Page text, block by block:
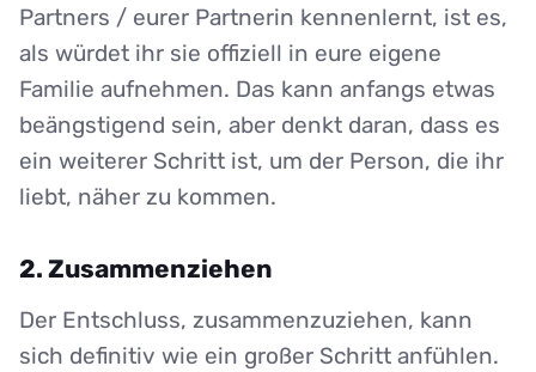
Partners / eurer Partnerin kennenlernt, ist es,
als würdet ihr sie offiziell in eure eigene
Familie aufnehmen. Das kann anfangs etwas
beängstigend sein, aber denkt daran, dass es
ein weiterer Schritt ist, um der Person, die ihr
liebt, näher zu kommen.
2. Zusammenziehen
Der Entschluss, zusammenzuziehen, kann
sich definitiv wie ein großer Schritt anfühlen.